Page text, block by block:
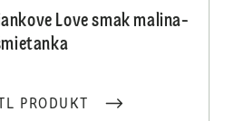
Love smak malina-
PRODUKT